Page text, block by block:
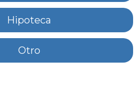
Hipoteca
Otro